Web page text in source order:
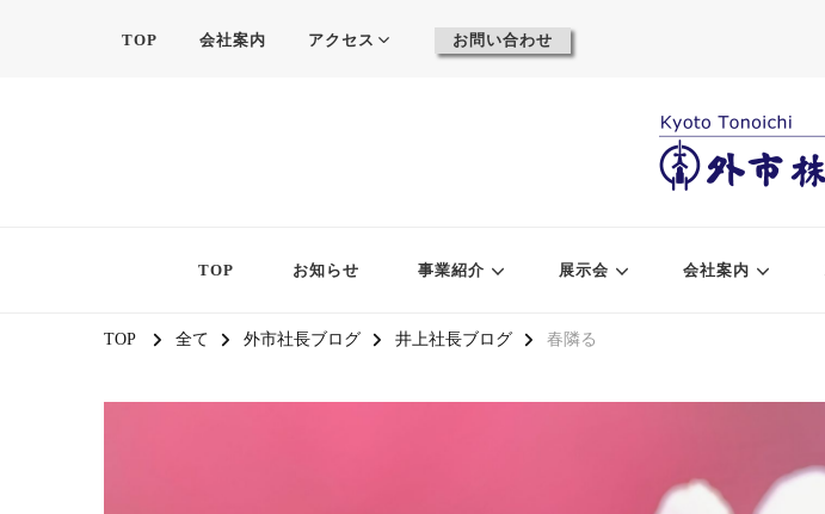
TOP 会社案内 アクセス お問い合わせ
TOP お知らせ 事業紹介 展示会 会社案内
TOP 全て 外市社長ブログ 井上社長ブログ 春隣る